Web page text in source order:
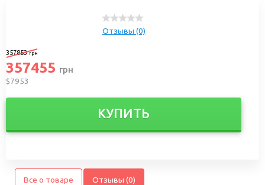
Отзывы (0)
357853грн
357455 грн
$7953
КУПИТЬ
Все о товаре Отзывы (0)